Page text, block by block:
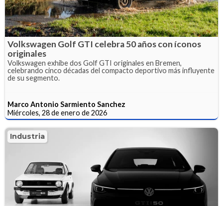
Volkswagen Golf GTI celebra 50 años con íconos
originales
Volkswagen exhibe dos Golf GTI originales en Bremen,
celebrando cinco décadas del compacto deportivo más influyente
de su segmento.
Marco Antonio Sarmiento Sanchez
Miércoles, 28 de enero de 2026
Industria